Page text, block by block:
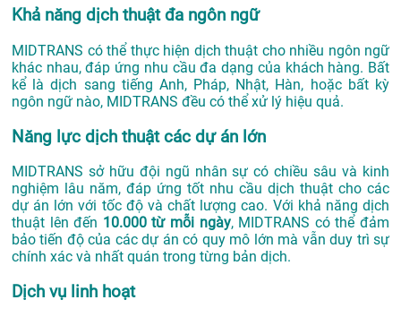
Khả năng dịch thuật đa ngôn ngữ
MIDTRANS có thể thực hiện dịch thuật cho nhiều ngôn ngữ
khác nhau, đáp ứng nhu cầu đa dạng của khách hàng. Bất
kể là dịch sang tiếng Anh, Pháp, Nhật, Hàn, hoặc bất kỳ
ngôn ngữ nào, MIDTRANS đều có thể xử lý hiệu quả.
Năng lực dịch thuật các dự án lớn
MIDTRANS sở hữu đội ngũ nhân sự có chiều sâu và kinh
nghiệm lâu năm, đáp ứng tốt nhu cầu dịch thuật cho các
dự án lớn với tốc độ và chất lượng cao. Với khả năng dịch
thuật lên đến 10.000 từ mỗi ngày, MIDTRANS có thể đảm
bảo tiến độ của các dự án có quy mô lớn mà vẫn duy trì sự
chính xác và nhất quán trong từng bản dịch.
Dịch vụ linh hoạt